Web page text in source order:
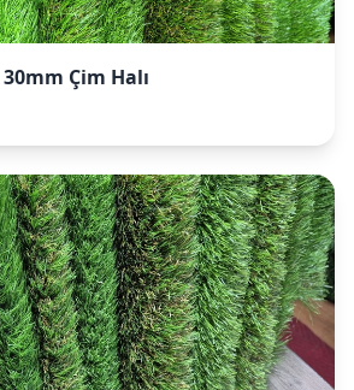
30mm Çim Halı